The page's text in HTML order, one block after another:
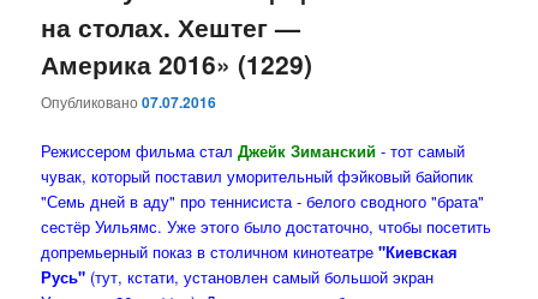
на столах. Хештег —
Америка 2016» (1229)
Опубликовано07.07.2016
Режиссером фильма сталДжейк Зиманский - тот самый
чувак, который поставил уморительный фэйковый байопик
"Семь дней в аду" про теннисиста - белого сводного "брата"
сестёр Уильямс. Уже этого было достаточно, чтобы посетить
допремьерный показ в столичном кинотеатре"Киевская
Русь" (тут, кстати, установлен самый большой экран